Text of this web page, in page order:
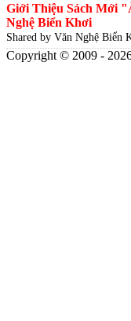
Giới Thiệu Sách Mới
Nghệ Biển Khơi
Shared by Văn Nghệ Biển
Copyright © 2009 -